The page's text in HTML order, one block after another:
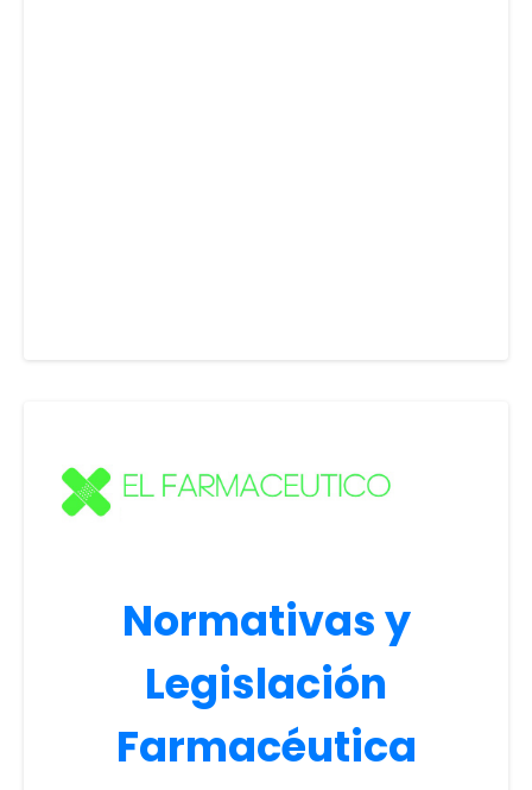
Normativas y
Legislación
Farmacéutica